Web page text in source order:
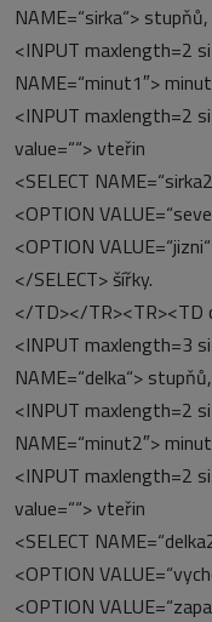
NAME=“sirka“> stupňů,
<INPUT maxlength=2
NAME=“minut1″>
<INPUT maxlength=2
value=““> vteřin
<SELECT
<OPTION
<OPTION
</SELECT> šířky.
</TD></TR><TR><TD
<INPUT maxlength=3
NAME=“delka“> stupňů,
<INPUT maxlength=2
NAME=“minut2″>
<INPUT maxlength=2
value=““> vteřin
<SELECT
<OPTION
<OPTION